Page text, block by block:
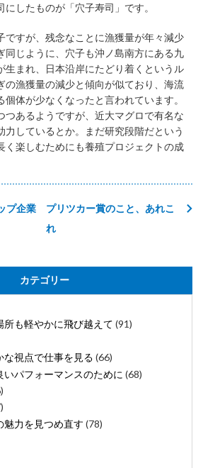
したものが「穴子寿司」です。
ですが、残念なことに漁獲量が年々減少
同じように、穴子も沖ノ島南方にある九
生まれ、日本沿岸にたどり着くというル
の漁獲量の減少と傾向が似ており、海流
体が少なくなったと言われています。
つあるようですが、近大マグロで有名な
力しているとか。まだ研究段階だという
く楽しむためにも養殖プロジェクトの成
プリツカー賞のこと、あれこ
れ
プ企業
カテゴリー
も軽やかに飛び越えて (91)
視点で仕事を見る (66)
パフォーマンスのために (68)
力を見つめ直す (78)